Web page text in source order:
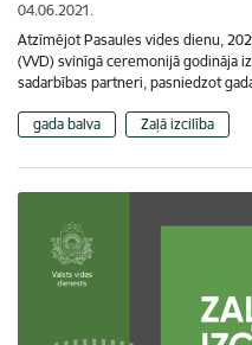
04.06.2021.
Atzīmējot Pasaules vides dienu,
(VVD) svinīgā ceremonijā godināja
sadarbības partneri, pasniedzot
gada balva Zaļā izcilība